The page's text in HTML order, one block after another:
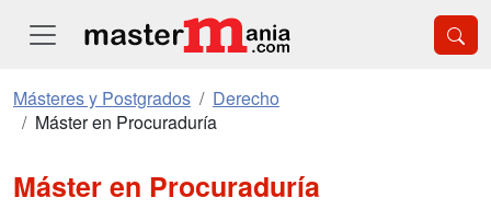
Másteres y Postgrados
Derecho
Máster en Procuraduría
Máster en Procuraduría